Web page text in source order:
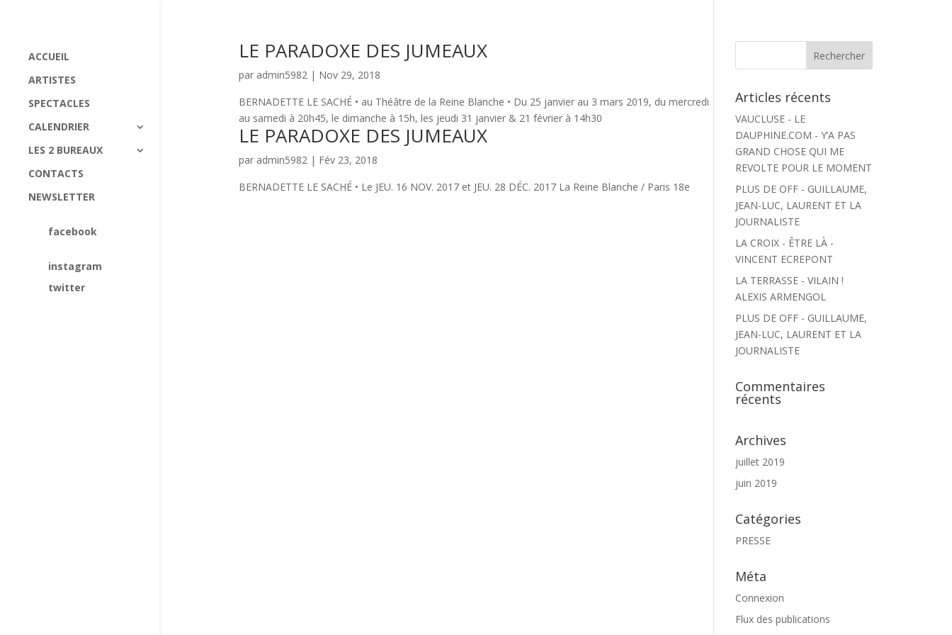
ACCUEIL
ARTISTES
SPECTACLES
CALENDRIER
LES 2 BUREAUX
CONTACTS
NEWSLETTER
facebook
instagram
twitter
LE PARADOXE DES JUMEAUX
par admin5982| Nov 29, 2018
BERNADETTE LE SACHÉ • au Théâtre de la Reine Blanche • Du 25 janvier au 3 mars 2019, du mercredi
au samedi à 20h45, le dimanche à 15h, les jeudi 31 janvier & 21 février à 14h30
LE PARADOXE DES JUMEAUX
par admin5982| Fév 23, 2018
BERNADETTE LE SACHÉ • Le JEU. 16 NOV. 2017 et JEU. 28 DÉC. 2017 La Reine Blanche / Paris 18e
Articles récents
VAUCLUSE - LE
DAUPHINE.COM - Y’A PAS
GRAND CHOSE QUI ME
REVOLTE POUR LE MOMENT
PLUS DE OFF - GUILLAUME,
JEAN-LUC, LAURENT ET LA
JOURNALISTE
LA CROIX - ÊTRE LÀ -
VINCENT ECREPONT
LA TERRASSE - VILAIN !
ALEXIS ARMENGOL
PLUS DE OFF - GUILLAUME,
JEAN-LUC, LAURENT ET LA
JOURNALISTE
Commentaires
récents
Archives
juillet 2019
juin 2019
Catégories
PRESSE
Méta
Connexion
Flux des publications